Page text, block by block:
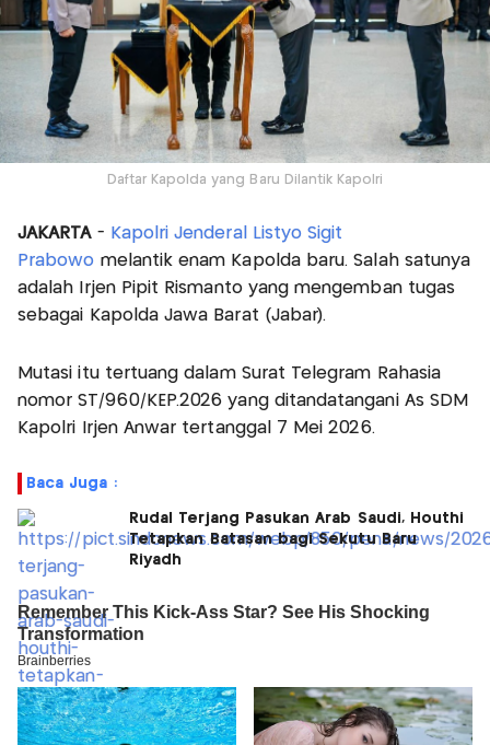
Daftar Kapolda yang Baru Dilantik Kapolri
JAKARTA- Kapolri Jenderal Listyo Sigit
Prabowo melantik enam Kapolda baru. Salah satunya
adalah Irjen Pipit Rismanto yang mengemban tugas
sebagai Kapolda Jawa Barat (Jabar).
Mutasi itu tertuang dalam Surat Telegram Rahasia
nomor ST/960/KEP.2026 yang ditandatangani As SDM
Kapolri Irjen Anwar tertanggal 7 Mei 2026.
Baca Juga :
Rudal Terjang Pasukan Arab Saudi, Houthi
Tetapkan Batasan bagi Sekutu Baru
Riyadh